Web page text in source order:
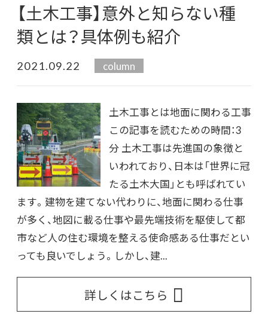
【土木工事】意外と知らない種
類とは？具体例も紹介
2021.09.22 column
土木工事とは地面に関わる工事
この記事を読むための時間：3
分 土木工事は先進国の象徴と
いわれており、日本は「世界に冠
たる土木大国」とも呼ばれてい
ます。建物を建てない代わりに、地面に関わる仕事
が多く、地図に載る仕事や最先端技術を駆使して都
市など人の住む環境を整える使命感ある仕事だとい
っても良いでしょう。しかし、建...
詳しくはこちら